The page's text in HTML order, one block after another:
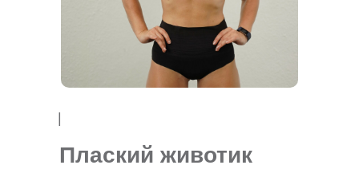
Плаский животик